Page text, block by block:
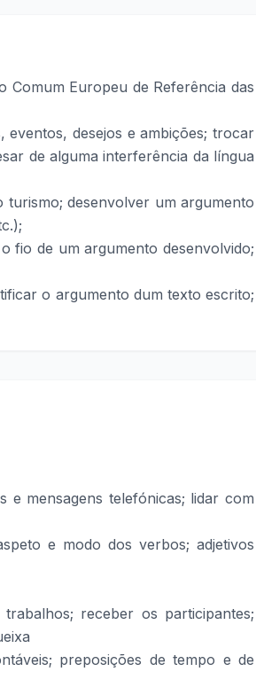
Comum Europeu de Referência das
desejos e ambições; trocar
de alguma interferência da língua
turismo; desenvolver um argumento
fio de um argumento desenvolvido;
o argumento dum texto escrito;
e mensagens telefónicas; lidar com
e modo dos verbos; adjetivos
receber os participantes;
preposições de tempo e de